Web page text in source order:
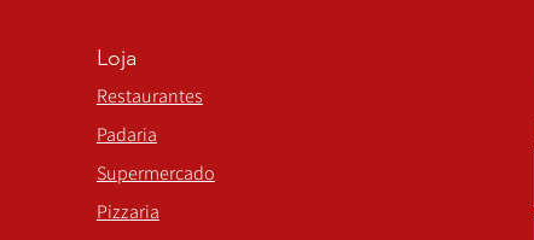
Loja
Restaurantes
Padaria
Supermercado
Pizzaria